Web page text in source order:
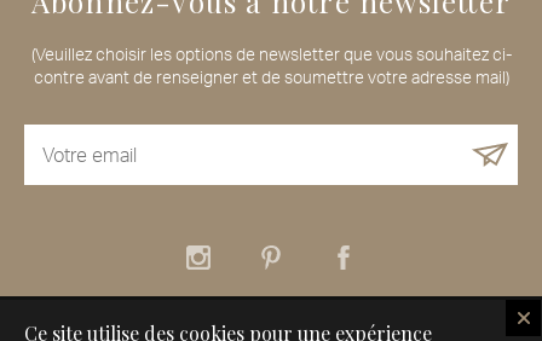
(Veuillez choisir les options de newsletter que vous souhaitez ci-
contre avant de renseigner et de soumettre votre adresse mail)
À propos Nos services Nos Maisons de Voyageurs
Ce site utilise des cookies pour une expérience